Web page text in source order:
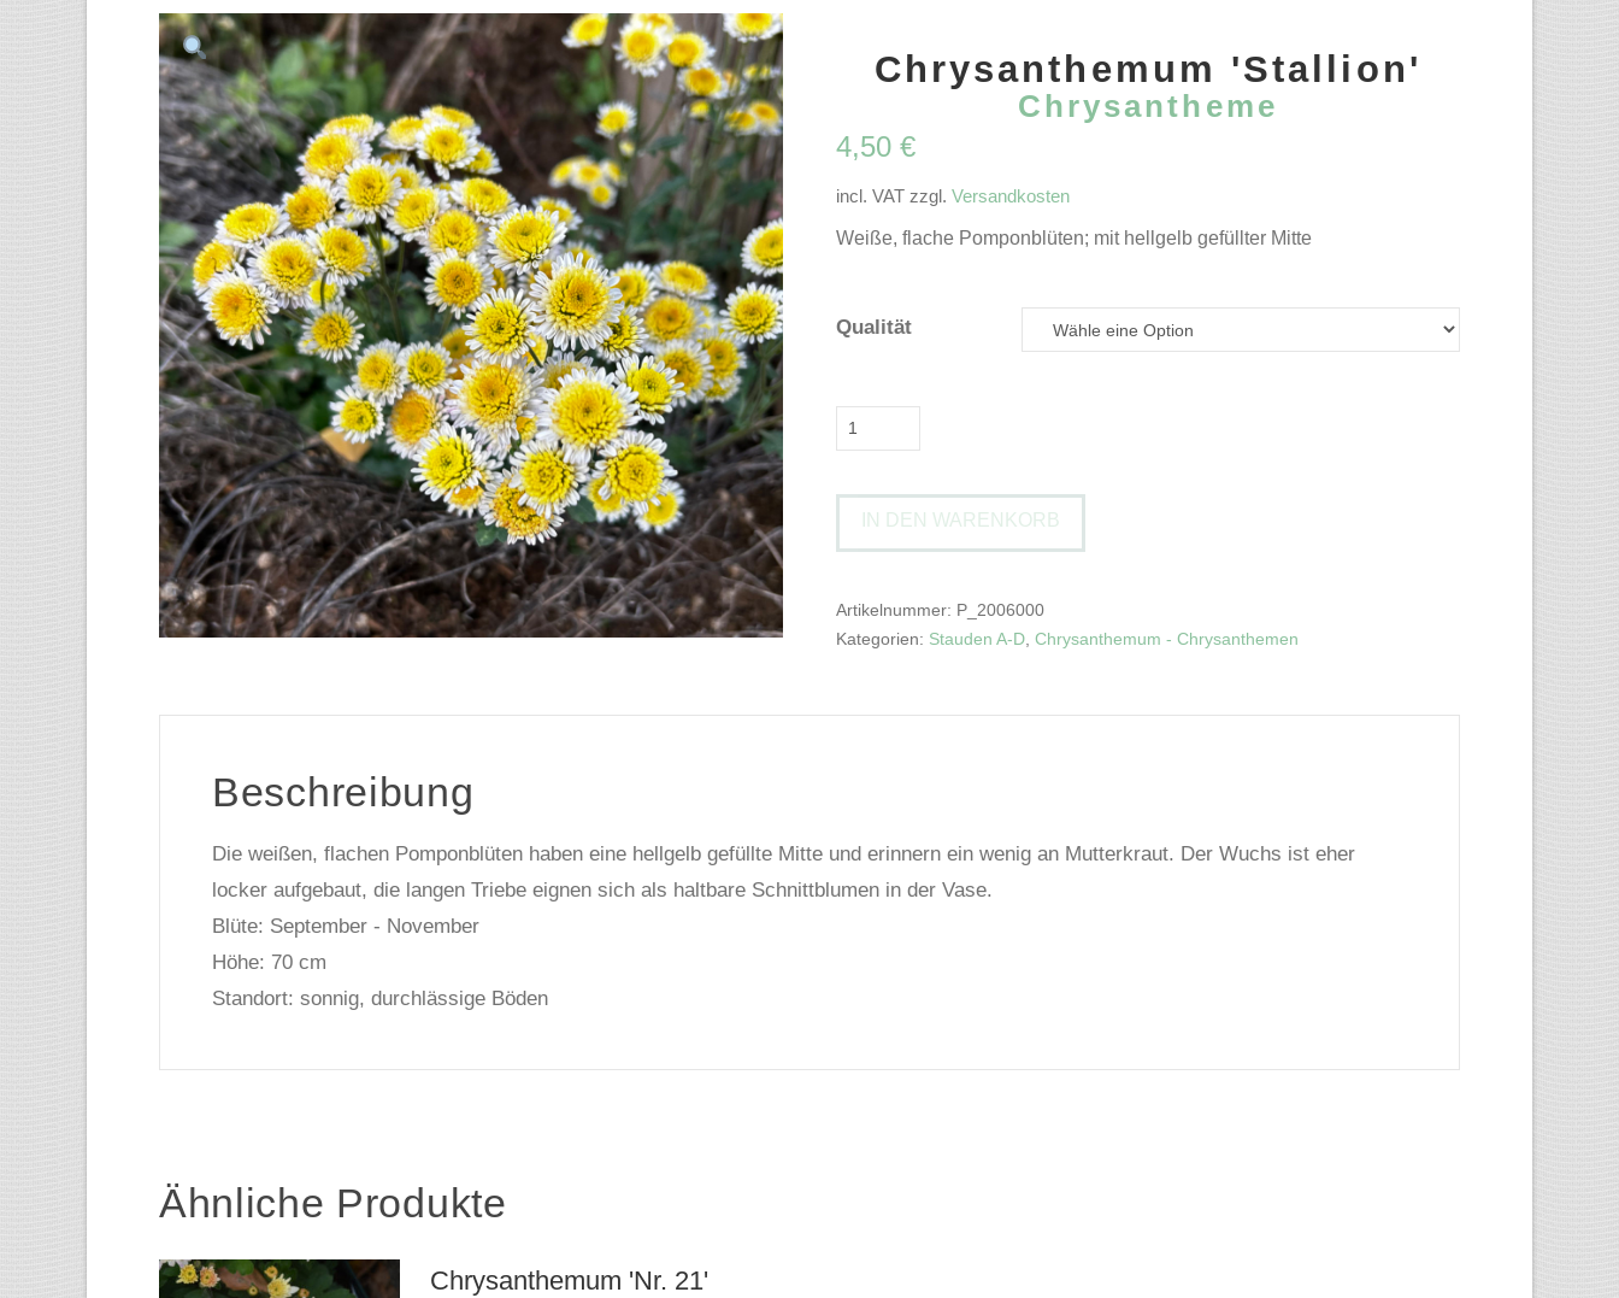
Chrysanthemum 'Stallion'
Chrysantheme
4,50 €
incl. VAT zzgl. Versandkosten
Weiße, flache Pomponblüten; mit hellgelb gefüllter Mitte
Qualität
Chrysanthemum
'Stallion'Chrysantheme
Menge
IN DEN WARENKORB
Artikelnummer: P_2006000
Kategorien: Stauden A-D, Chrysanthemum - Chrysanthemen
Beschreibung
Die weißen, flachen Pomponblüten haben eine hellgelb gefüllte Mitte und erinnern ein wenig an Mutterkraut. Der Wuchs ist eher
locker aufgebaut, die langen Triebe eignen sich als haltbare Schnittblumen in der Vase.
Blüte: September - November
Höhe: 70 cm
Standort: sonnig, durchlässige Böden
Ähnliche Produkte
Chrysanthemum 'Nr. 21'